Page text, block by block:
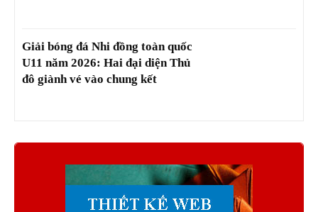
Giải bóng đá Nhi đồng toàn quốc
U11 năm 2026: Hai đại diện Thủ
đô giành vé vào chung kết